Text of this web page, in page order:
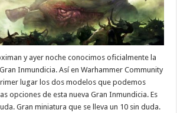
y ayer noche conocimos oficialmente la
Inmundicia. Así en Warhammer Community
lugar los dos modelos que podemos
opciones de esta nueva Gran Inmundicia. Es
Gran miniatura que se lleva un 10 sin duda.